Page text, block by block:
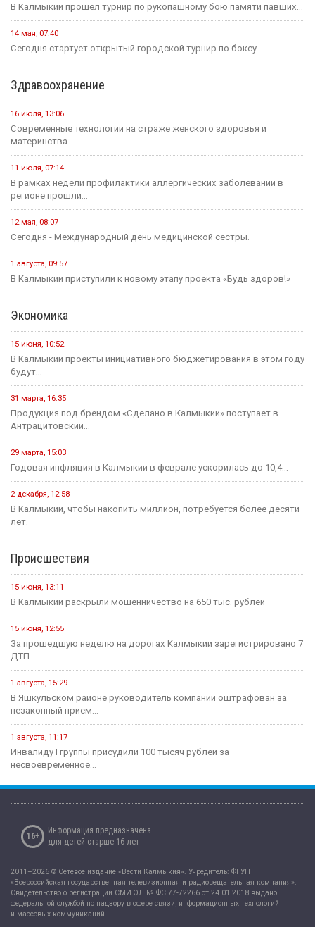
В Калмыкии прошел турнир по рукопашному бою памяти павших...
14 мая, 07:40
Сегодня стартует открытый городской турнир по боксу
Здравоохранение
16 июля, 13:06
Современные технологии на страже женского здоровья и
материнства
11 июля, 07:14
В рамках недели профилактики аллергических заболеваний в
регионе прошли...
12 мая, 08:07
Сегодня - Международный день медицинской сестры.
1 августа, 09:57
В Калмыкии приступили к новому этапу проекта «Будь здоров!»
Экономика
15 июня, 10:52
В Калмыкии проекты инициативного бюджетирования в этом году
будут...
31 марта, 16:35
Продукция под брендом «Сделано в Калмыкии» поступает в
Антрацитовский...
29 марта, 15:03
Годовая инфляция в Калмыкии в феврале ускорилась до 10,4...
2 декабря, 12:58
В Калмыкии, чтобы накопить миллион, потребуется более десяти
лет.
Происшествия
15 июня, 13:11
В Калмыкии раскрыли мошенничество на 650 тыс. рублей
15 июня, 12:55
За прошедшую неделю на дорогах Калмыкии зарегистрировано 7
ДТП...
1 августа, 15:29
В Яшкульском районе руководитель компании оштрафован за
незаконный прием...
1 августа, 11:17
Инвалиду I группы присудили 100 тысяч рублей за
несвоевременное...
16+
Информация предназначена
для детей старше 16 лет
2011–2026 © Сетевое издание «Вести Калмыкия». Учредитель: ФГУП
«Всероссийская государственная телевизионная и радиовещательная компания».
Свидетельство о регистрации СМИ ЭЛ № ФС 77-72266 от 24.01.2018 выдано
федеральной службой по надзору в сфере связи, информационных технологий
и массовых коммуникаций.